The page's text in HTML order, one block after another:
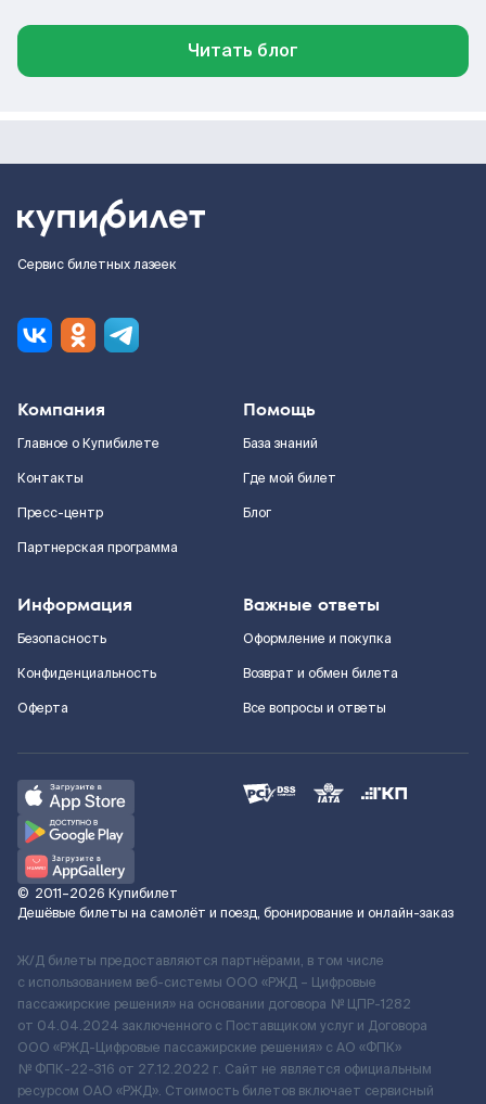
Читать блог
Сервис билетных лазеек
Компания
Главное о Купибилете
Контакты
Пресс-центр
Партнерская программа
Помощь
База знаний
Где мой билет
Блог
Информация
Безопасность
Конфиденциальность
Оферта
Важные ответы
Оформление и покупка
Возврат и обмен билета
Все вопросы и ответы
© 2011–2026 Купибилет
Дешёвые билеты на самолёт и поезд, бронирование и онлайн-заказ
Ж/Д билеты предоставляются партнёрами, в том числе
с использованием веб-системы ООО «РЖД – Цифровые
пассажирские решения» на основании договора № ЦПР-1282
от 04.04.2024 заключенного с Поставщиком услуг и Договора
ООО «РЖД-Цифровые пассажирские решения» c АО «ФПК»
№ ФПК-22-316 от 27.12.2022 г. Сайт не является официальным
ресурсом ОАО «РЖД». Стоимость билетов включает сервисный